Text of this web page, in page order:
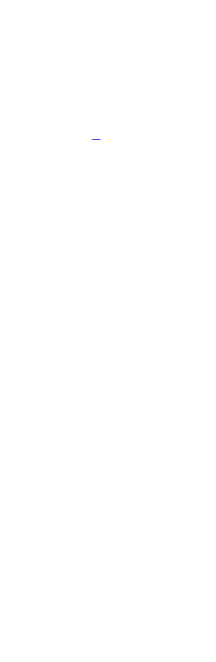
Основанная в 1956
высшим учебным
носит имя Михаила Ивановича